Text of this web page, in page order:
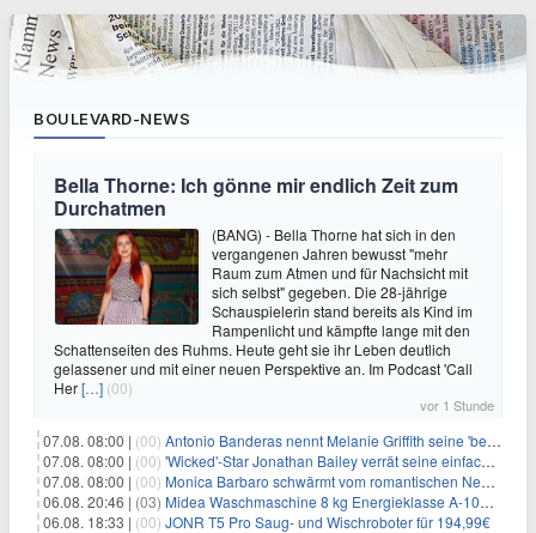
BOULEVARD-NEWS
Bella Thorne: Ich gönne mir endlich Zeit zum
Durchatmen
(BANG) - Bella Thorne hat sich in den
vergangenen Jahren bewusst "mehr
Raum zum Atmen und für Nachsicht mit
sich selbst" gegeben. Die 28-jährige
Schauspielerin stand bereits als Kind im
Rampenlicht und kämpfte lange mit den
Schattenseiten des Ruhms. Heute geht sie ihr Leben deutlich
gelassener und mit einer neuen Perspektive an. Im Podcast 'Call
Her[…] (00)
vor 1 Stunde
07.08. 08:00 | (00) Antonio Banderas nennt Melanie Griffith seine 'beste Freundin'
07.08. 08:00 | (00) 'Wicked'-Star Jonathan Bailey verrät seine einfache Hautpflegeroutine
07.08. 08:00 | (00) Monica Barbaro schwärmt vom romantischen New York
06.08. 20:46 | (03) Midea Waschmaschine 8 kg Energieklasse A-10% 1400 U/Min für 289,97€
06.08. 18:33 | (00) JONR T5 Pro Saug- und Wischroboter für 194,99€